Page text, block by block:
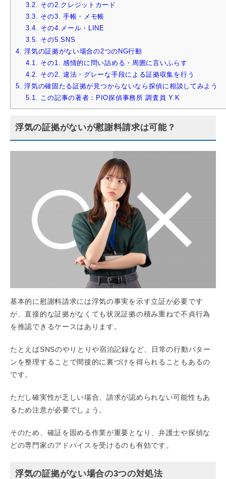
3.2.
その2.クレジットカード
3.3.
その3. 手帳・メモ帳
3.4.
その4.メール・LINE
3.5.
その5.SNS
4.
浮気の証拠がない場合の2つのNG行動
4.1.
その1. 感情的に問い詰める・周囲に言いふらす
4.2.
その2. 違法・グレーな手段による証拠収集を行う
5.
浮気の確固たる証拠が見つからないなら探偵に相談してみよう
5.1.
この記事の著者：PIO探偵事務所 調査員 Y.K
浮気の証拠がないが慰謝料請求は可能？
基本的に慰謝料請求には浮気の事実を示す立証が必要です
が、直接的な証拠がなくても状況証拠の積み重ねで不貞行為
を推認できるケースはあります。
たとえばSNSのやりとりや宿泊記録など、日常の行動パター
ンを整理することで間接的に裏づけを得られることもあるの
です。
ただし確実性が乏しい場合、請求が認められない可能性もあ
るため注意が必要でしょう。
そのため、確証を固める作業が重要となり、弁護士や探偵な
どの専門家のアドバイスを受けるのも有効です。
浮気の証拠がない場合の3つの対処法